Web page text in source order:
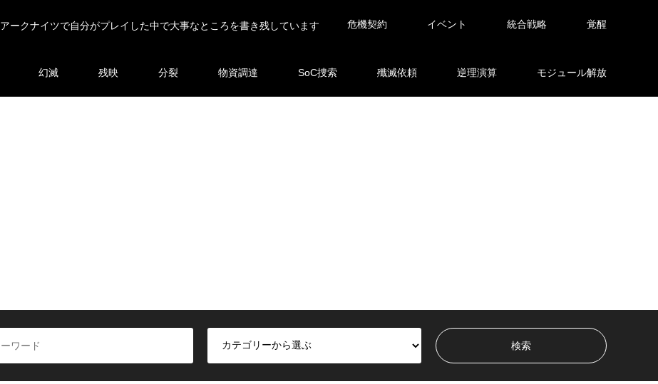
アークナイツで自分がプレイした中で大事なところを書き残しています 危機契約 イベント 統合戦略 覚醒
幻滅 残映 分裂 物資調達 SoC捜索 殲滅依頼 逆理演算 モジュール解放